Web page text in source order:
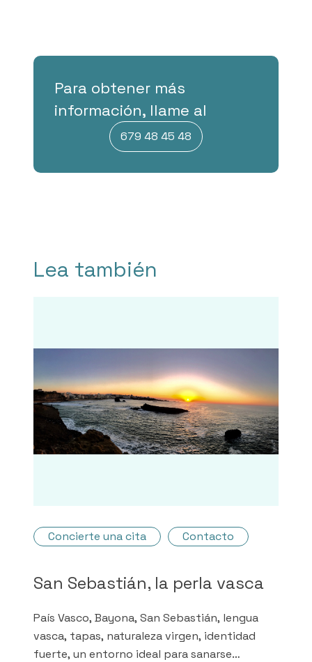
Para obtener más
información, llame al
679 48 45 48
Lea también
Concierte una cita Contacto
San Sebastián, la perla vasca
País Vasco, Bayona, San Sebastián, lengua
vasca, tapas, naturaleza virgen, identidad
fuerte, un entorno ideal para sanarse